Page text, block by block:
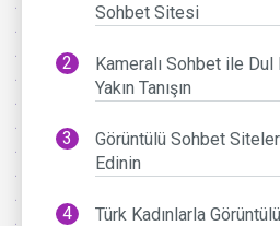
Sohbet Sitesi
Kameralı Sohbet ile Dul
Yakın Tanışın
Görüntülü Sohbet
Edinin
Türk Kadınlarla